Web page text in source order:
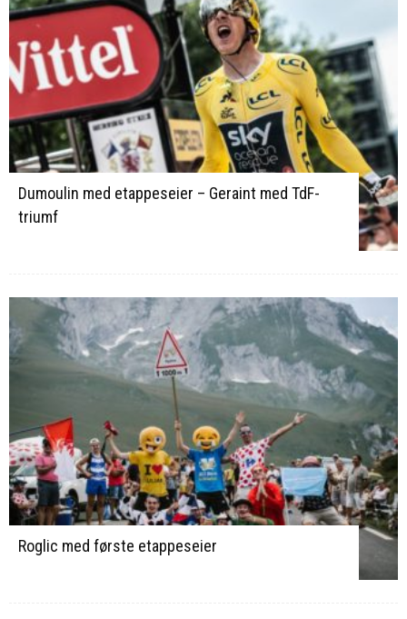
Dumoulin med etappeseier – Geraint med TdF-
triumf
Roglic med første etappeseier